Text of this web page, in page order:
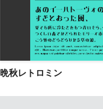
晩秋レトロミン